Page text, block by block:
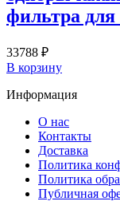
фильтра
33788 ₽
В корзину
Информация
О нас
Контакты
Доставка
Политика
Политика
Публичная